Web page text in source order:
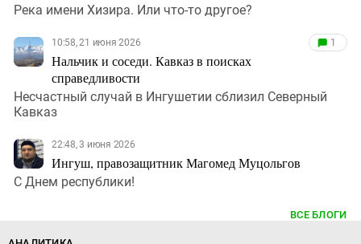
Река имени Хизира. Или что-то другое?
10:58, 21 июня 2026
Нальчик и соседи. Кавказ в поисках
справедливости
1
Несчастный случай в Ингушетии сблизил Северный
Кавказ
22:48, 3 июня 2026
Ингуш, правозащитник Магомед Муцольгов
С Днем республики!
ВСЕ БЛОГИ